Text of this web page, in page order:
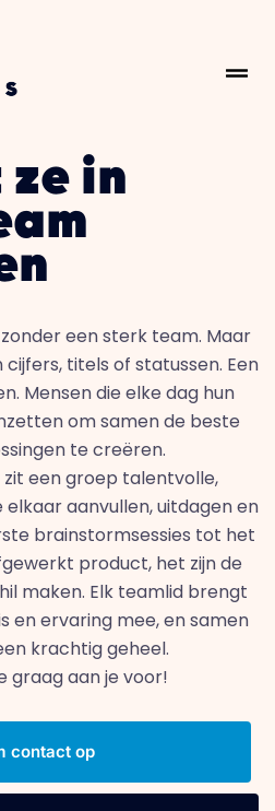
in
een sterk team. Maar
titels of statussen. Een
Mensen die elke dag hun
om samen de beste
te creëren.
een groep talentvolle,
elkaar aanvullen, uitdagen en
brainstormsessies tot het
product, het zijn de
maken. Elk teamlid brengt
en ervaring mee, en samen
krachtig geheel.
graag aan je voor!
contact op